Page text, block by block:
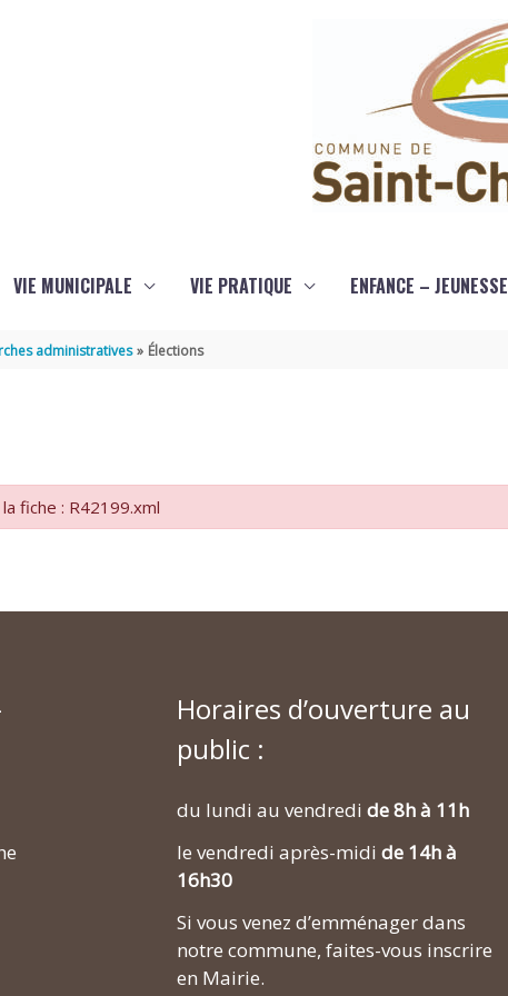
VIE MUNICIPALE VIE PRATIQUE ENFANCE – JEUNESSE
administratives Élections
fiche : R42199.xml
Horaires d’ouverture au
public :
du lundi au vendredi de 8h à 11h
le vendredi après-midi de 14h à
16h30
Si vous venez d’emménager dans
notre commune, faites-vous inscrire
en Mairie.